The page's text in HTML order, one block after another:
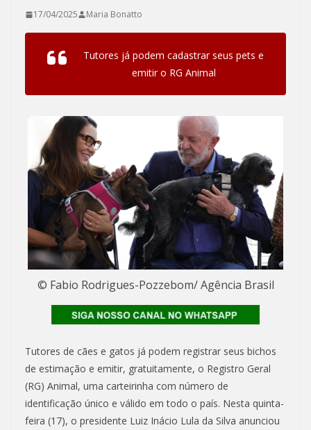
17/04/2025 Maria Bonatto
Tutores já podem cadastrar seus pets e
emitir o RG Animal
© Fabio Rodrigues-Pozzebom/ Agência Brasil
Tutores de cães e gatos já podem registrar seus bichos
de estimação e emitir, gratuitamente, o Registro Geral
(RG) Animal, uma carteirinha com número de
identificação único e válido em todo o país. Nesta quinta-
feira (17), o presidente Luiz Inácio Lula da Silva anunciou